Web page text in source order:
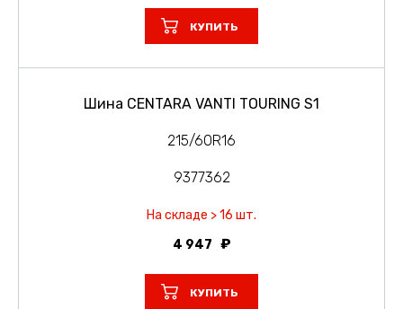
КУПИТЬ
Шина CENTARA VANTI TOURING S1
215/60R16
9377362
На складе > 16 шт.
4 947
КУПИТЬ